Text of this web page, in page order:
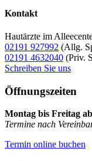
Kontakt
Hautärzte im
02191 927992 (Allg.
02191 4632040 (Priv.
Schreiben Sie uns
Öffnungszeiten
Montag bis Freitag
Termine nach
Termin online buchen